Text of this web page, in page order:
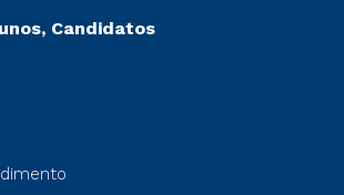
Candidatos